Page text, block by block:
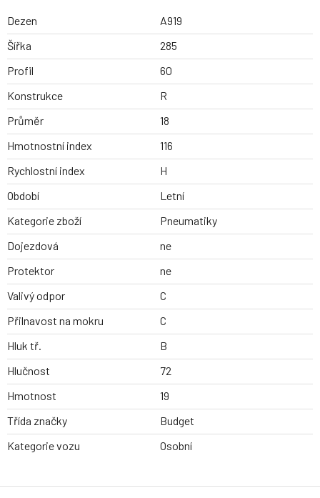
Dezen
A919
Šířka
285
Profil
60
Konstrukce
R
Průměr
18
Hmotnostní index
116
Rychlostní index
H
Období
Letní
Kategorie zboží
Pneumatiky
Dojezdová
ne
Protektor
ne
Valivý odpor
C
Přilnavost na mokru
C
Hluk tř.
B
Hlučnost
72
Hmotnost
19
Třída značky
Budget
Kategorie vozu
Osobní